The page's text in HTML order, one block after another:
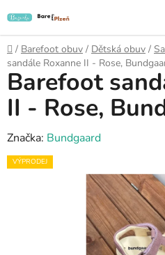
na
obsah
Domů
/ Barefoot obuv / Dětská obuv /
sandále Roxanne II - Rose,
Barefoot
II - Rose,
Značka: Bundgaard
VÝPRODEJ